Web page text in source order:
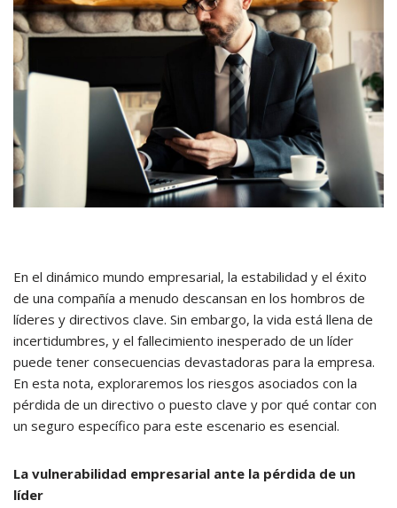
En el dinámico mundo empresarial, la estabilidad y el éxito
de una compañía a menudo descansan en los hombros de
líderes y directivos clave. Sin embargo, la vida está llena de
incertidumbres, y el fallecimiento inesperado de un líder
puede tener consecuencias devastadoras para la empresa.
En esta nota, exploraremos los riesgos asociados con la
pérdida de un directivo o puesto clave y por qué contar con
un seguro específico para este escenario es esencial.
La vulnerabilidad empresarial ante la pérdida de un
líder